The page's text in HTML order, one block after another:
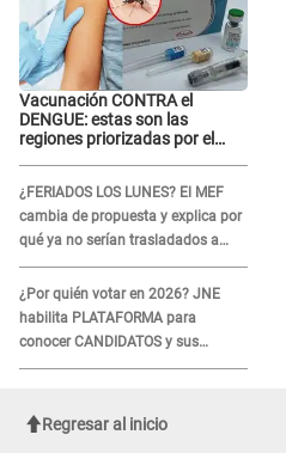
Vacunación CONTRA el
DENGUE: estas son las
regiones priorizadas por el
¿FERIADOS LOS LUNES? El MEF
cambia de propuesta y explica por
qué ya no serían trasladados a
viernes
¿Por quién votar en 2026? JNE
habilita PLATAFORMA para
conocer CANDIDATOS y sus
propuestas
Regresar al inicio